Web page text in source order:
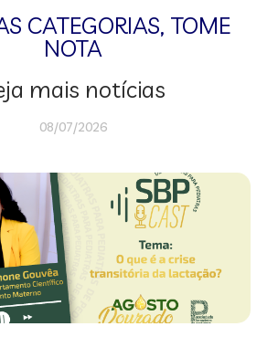
CATEGORIAS, TOME
NOTA
mais notícias
08/07/2026